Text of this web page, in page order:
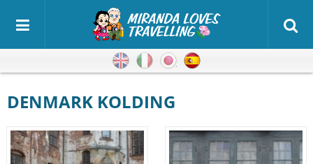
Inglés ItalianoJaponés
DENMARK KOLDING